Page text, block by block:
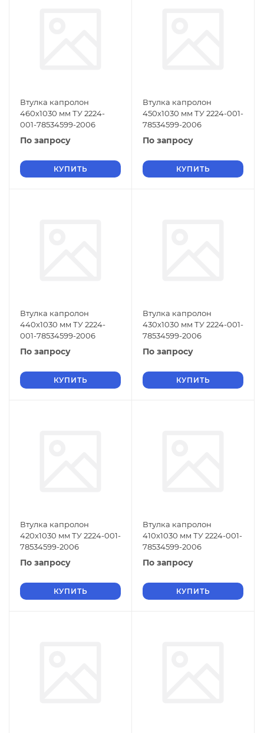
Втулка капролон
460х1030 мм ТУ 2224-
001-78534599-2006
По запросу
КУПИТЬ
Втулка капролон
450х1030 мм ТУ 2224-001-
78534599-2006
По запросу
КУПИТЬ
Втулка капролон
440х1030 мм ТУ 2224-
001-78534599-2006
По запросу
КУПИТЬ
Втулка капролон
430х1030 мм ТУ 2224-001-
78534599-2006
По запросу
КУПИТЬ
Втулка капролон
420х1030 мм ТУ 2224-001-
78534599-2006
По запросу
КУПИТЬ
Втулка капролон
410х1030 мм ТУ 2224-001-
78534599-2006
По запросу
КУПИТЬ